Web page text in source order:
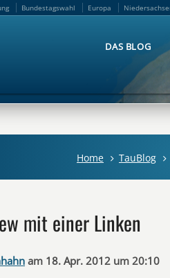
Bundestagswahl Europa
DAS BLOG
Home TauBlog
mit einer Linken
am 18. Apr. 2012 um 20:10
Bundestagswahl Europa
DAS BLOG